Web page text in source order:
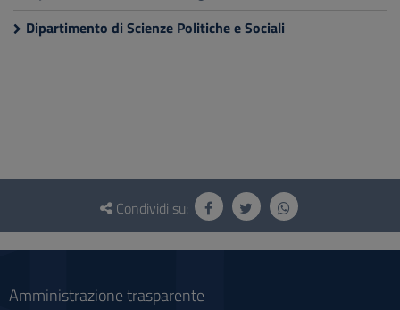
Dipartimento di Scienze Politiche e Sociali
Questionario
social
Condividi su:
Amministrazione trasparente